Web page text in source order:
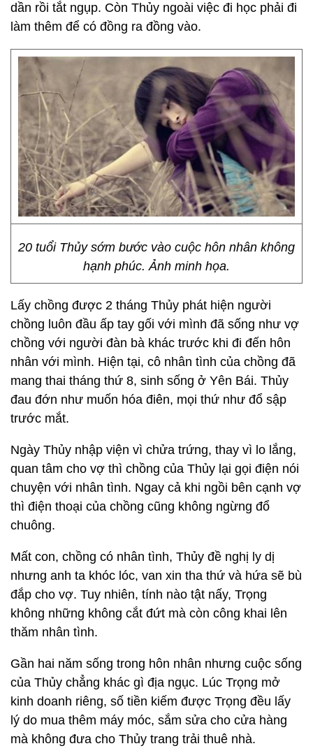
dần rồi tắt ngụp. Còn Thủy ngoài việc đi học phải đi
làm thêm để có đồng ra đồng vào.
20 tuổi Thủy sớm bước vào cuộc hôn nhân không
hạnh phúc. Ảnh minh họa.
Lấy chồng được 2 tháng Thủy phát hiện người
chồng luôn đầu ấp tay gối với mình đã sống như vợ
chồng với người đàn bà khác trước khi đi đến hôn
nhân với mình. Hiện tại, cô nhân tình của chồng đã
mang thai tháng thứ 8, sinh sống ở Yên Bái. Thủy
đau đớn như muốn hóa điên, mọi thứ như đổ sập
trước mắt.
Ngày Thủy nhập viện vì chửa trứng, thay vì lo lắng,
quan tâm cho vợ thì chồng của Thủy lại gọi điện nói
chuyện với nhân tình. Ngay cả khi ngồi bên cạnh vợ
thì điện thoại của chồng cũng không ngừng đổ
chuông.
Mất con, chồng có nhân tình, Thủy đề nghị ly dị
nhưng anh ta khóc lóc, van xin tha thứ và hứa sẽ bù
đắp cho vợ. Tuy nhiên, tính nào tật nấy, Trọng
không những không cắt đứt mà còn công khai lên
thăm nhân tình.
Gần hai năm sống trong hôn nhân nhưng cuộc sống
của Thủy chẳng khác gì địa ngục. Lúc Trọng mở
kinh doanh riêng, số tiền kiếm được Trọng đều lấy
lý do mua thêm máy móc, sắm sửa cho cửa hàng
mà không đưa cho Thủy trang trải thuê nhà.